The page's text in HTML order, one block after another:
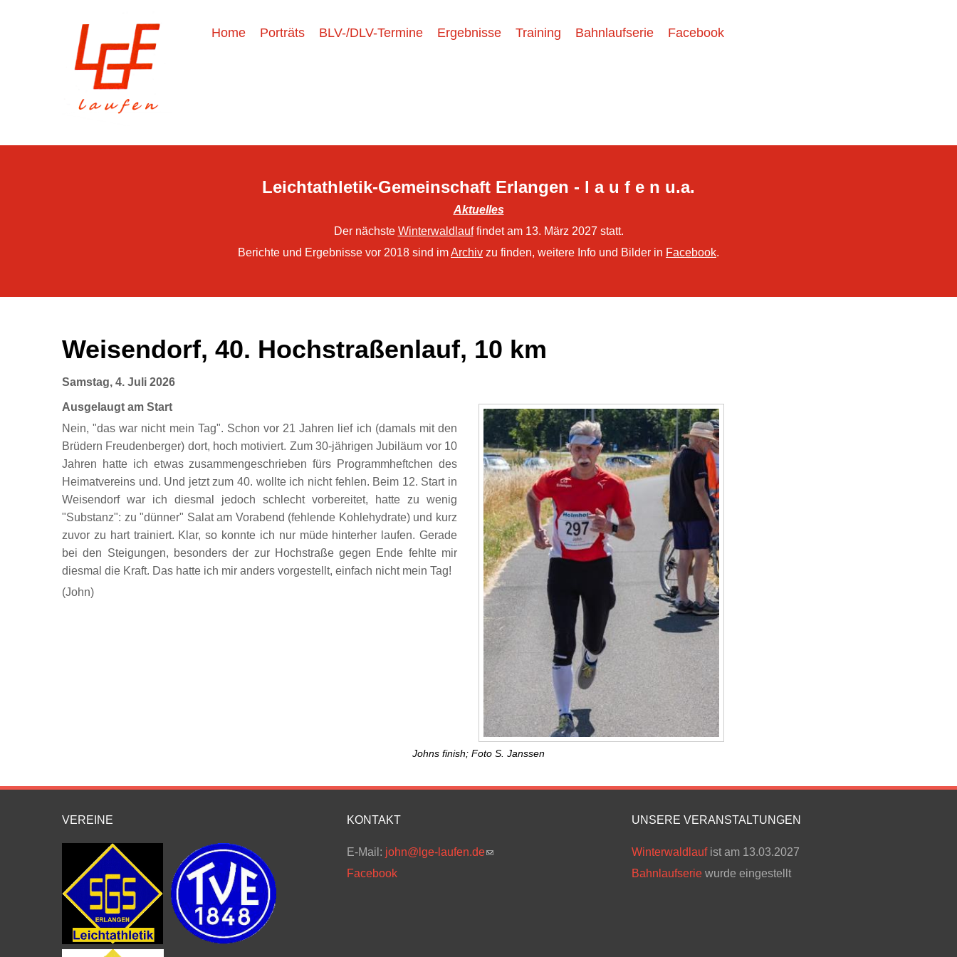
Home Porträts BLV-/DLV-Termine Ergebnisse Training Bahnlaufserie Facebook
Leichtathletik-Gemeinschaft Erlangen - l a u f e n u.a.
Aktuelles
Der nächste Winterwaldlauffindet am 13. März 2027 statt.
Berichte und Ergebnisse vor 2018 sind imArchiv zu finden, weitere Info und Bilder in Facebook.
Weisendorf, 40. Hochstraßenlauf, 10 km
Samstag, 4. Juli 2026
Ausgelaugt am Start
Nein, "das war nicht mein Tag". Schon vor 21 Jahren lief ich (damals mit den
Brüdern Freudenberger) dort, hoch motiviert. Zum 30-jährigen Jubiläum vor 10
Jahren hatte ich etwas zusammengeschrieben fürs Programmheftchen des
Heimatvereins und. Und jetzt zum 40. wollte ich nicht fehlen. Beim 12. Start in
Weisendorf war ich diesmal jedoch schlecht vorbereitet, hatte zu wenig
"Substanz": zu "dünner" Salat am Vorabend (fehlende Kohlehydrate) und kurz
zuvor zu hart trainiert. Klar, so konnte ich nur müde hinterher laufen. Gerade
bei den Steigungen, besonders der zur Hochstraße gegen Ende fehlte mir
diesmal die Kraft. Das hatte ich mir anders vorgestellt, einfach nicht mein Tag!
(John)
Johns finish; Foto S. Janssen
VEREINE KONTAKT
E-Mail: john@lge-laufen.de(link sends e-mail)
Facebook
UNSERE VERANSTALTUNGEN
Winterwaldlaufist am 13.03.2027
Bahnlaufserie wurde eingestellt